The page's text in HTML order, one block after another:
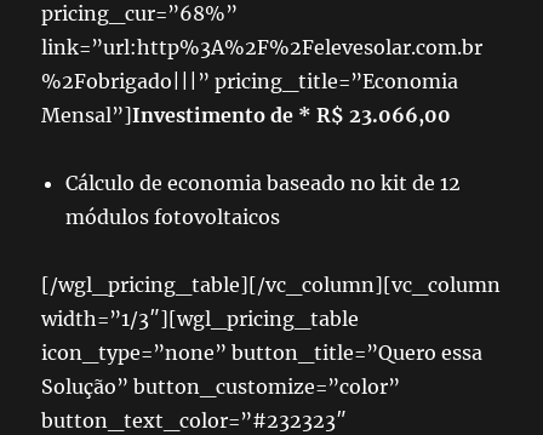
pricing_cur=”68%”
link=”url:http%3A%2F%2Felevesolar.com.br
%2Fobrigado|||” pricing_title=”Economia
Mensal”]Investimento de * R$ 23.066,00
Cálculo de economia baseado no kit de 12
módulos fotovoltaicos
[/wgl_pricing_table][/vc_column][vc_column
width=”1/3″][wgl_pricing_table
icon_type=”none” button_title=”Quero essa
Solução” button_customize=”color”
button_text_color=”#232323″